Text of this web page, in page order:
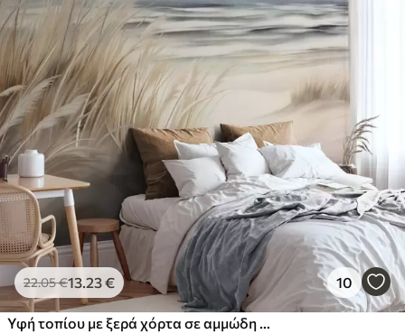
22.05€13.23€ 10
Υφή τοπίου με ξερά χόρτα σε αμμώδη παραλία, με τον ωκεανό και τον ουρανό στο βάθος